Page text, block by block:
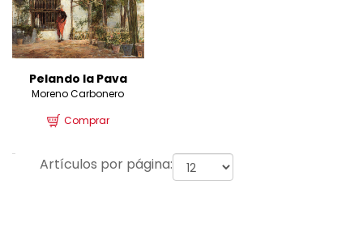
Pelando la Pava
Moreno Carbonero
Comprar
Artículos por página: